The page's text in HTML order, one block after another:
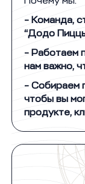
- Команда,
“Додо
- Работаем
нам важно,
- Собираем
чтобы вы
продукте,